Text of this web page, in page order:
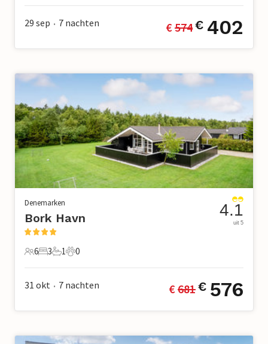
29 sep • 7 nachten € 574€ 402
Denemarken
Bork Havn
6 Gasten
6
3 Slaapkamers
3
1 Badkamer
1
0 Huisdieren
0
4.1
uit 5
31 okt • 7 nachten € 681€ 576